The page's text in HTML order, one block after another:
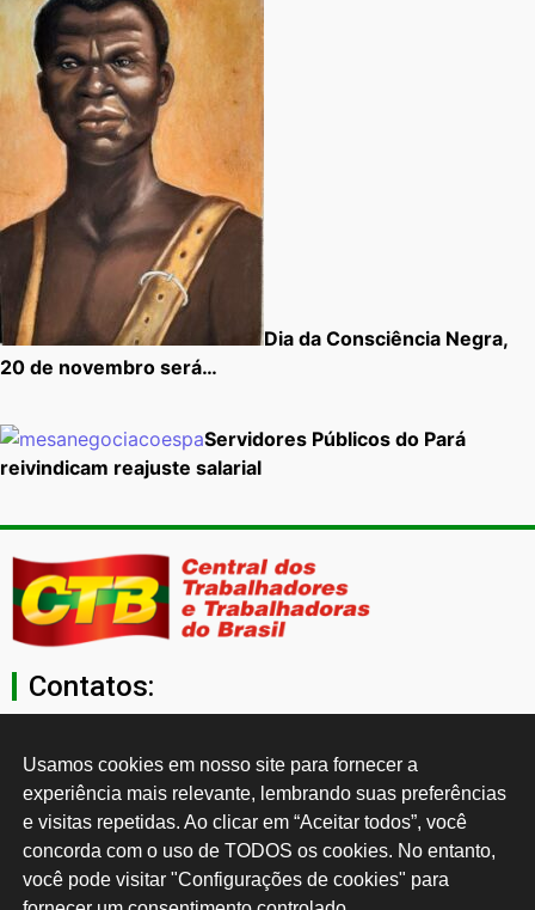
Dia da Consciência Negra,
20 de novembro será…
Servidores Públicos do Pará
reivindicam reajuste salarial
Contatos:
secgeral@ctb.org.br
11 3874-0040
Rua Cardoso de Almeida, 1843, Sumaré São Paulo - SP -
Brasil CEP: 01251-001
Usamos cookies em nosso site para fornecer a
experiência mais relevante, lembrando suas preferências
e visitas repetidas. Ao clicar em “Aceitar todos”, você
concorda com o uso de TODOS os cookies. No entanto,
você pode visitar "Configurações de cookies" para